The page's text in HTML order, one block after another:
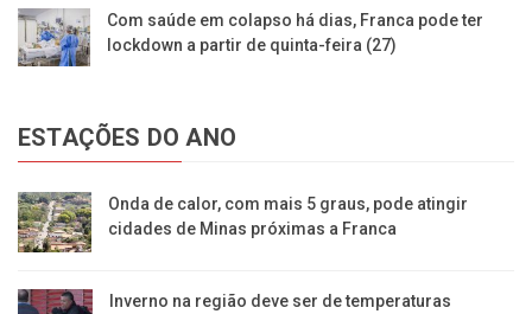
Com saúde em colapso há dias, Franca pode ter
lockdown a partir de quinta-feira (27)
ESTAÇÕES DO ANO
Onda de calor, com mais 5 graus, pode atingir
cidades de Minas próximas a Franca
Inverno na região deve ser de temperaturas